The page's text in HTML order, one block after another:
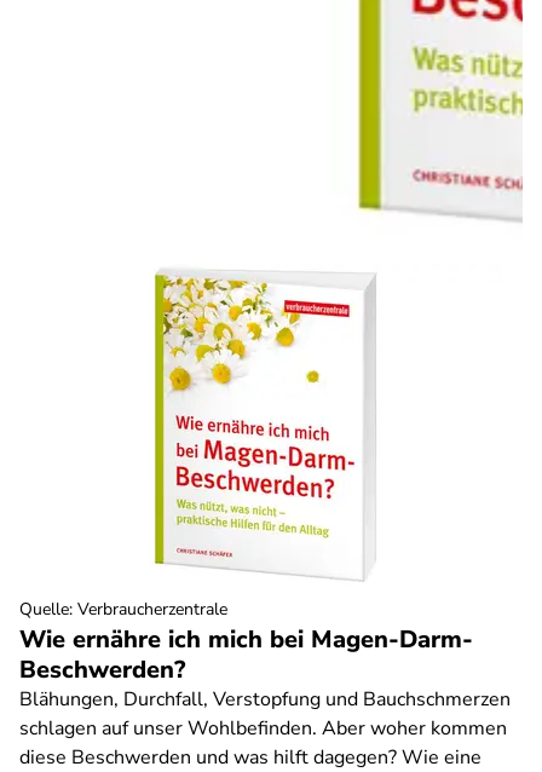
Wie ernähre ich mich bei Magen-Darm-
Beschwerden?
Blähungen, Durchfall, Verstopfung und Bauchschmerzen
schlagen auf unser Wohlbefinden. Aber woher kommen
diese Beschwerden und was hilft dagegen? Wie eine
Quelle: Verbraucherzentrale